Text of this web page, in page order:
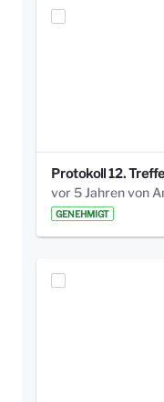
GENEHMIGT